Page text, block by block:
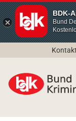
BDK-
Bund
Kontakt